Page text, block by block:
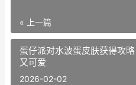
« 上一篇
蛋仔派对水波蛋皮肤获得攻
又可爱
2026-02-02